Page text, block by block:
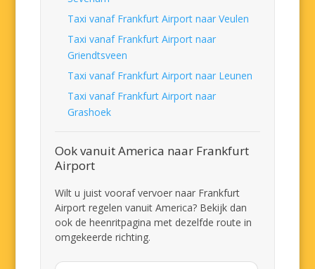
Taxi vanaf Frankfurt Airport naar Veulen
Taxi vanaf Frankfurt Airport naar
Griendtsveen
Taxi vanaf Frankfurt Airport naar Leunen
Taxi vanaf Frankfurt Airport naar
Grashoek
Ook vanuit America naar Frankfurt
Airport
Wilt u juist vooraf vervoer naar Frankfurt
Airport regelen vanuit America? Bekijk dan
ook de heenritpagina met dezelfde route in
omgekeerde richting.